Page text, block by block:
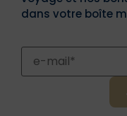
dans votre boîte